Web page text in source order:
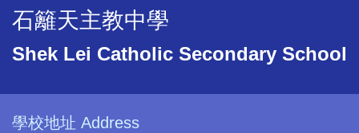
石籬天主教中學
Shek Lei Catholic Secondary School
學校地址 Address